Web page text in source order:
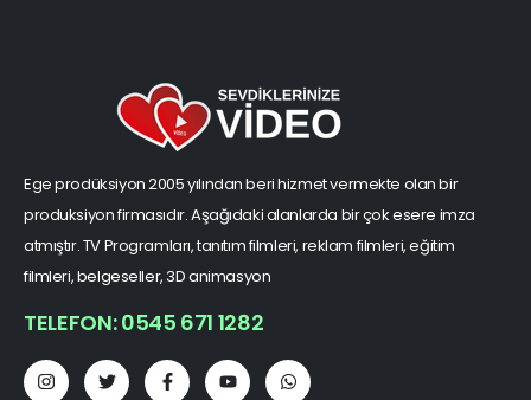
Ege prodüksiyon 2005 yılından beri hizmet vermekte olan bir
produksiyon firmasıdır. Aşağıdaki alanlarda bir çok esere imza
atmıştır. TV Programları, tanıtım filmleri, reklam filmleri, eğitim
filmleri, belgeseller, 3D animasyon
TELEFON: 0545 671 1282